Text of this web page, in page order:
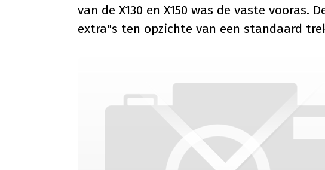
van de X130 en X150 was de vaste vooras.
extra"s ten opzichte van een standaard